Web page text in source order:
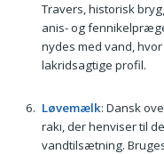
Travers, historisk
anis- og
nydes med vand,
lakridsagtige profil.
Løvemælk: Dansk
rakı, der henviser til
vandtilsætning.